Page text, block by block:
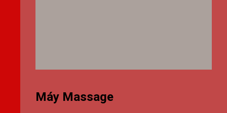
Máy Massage